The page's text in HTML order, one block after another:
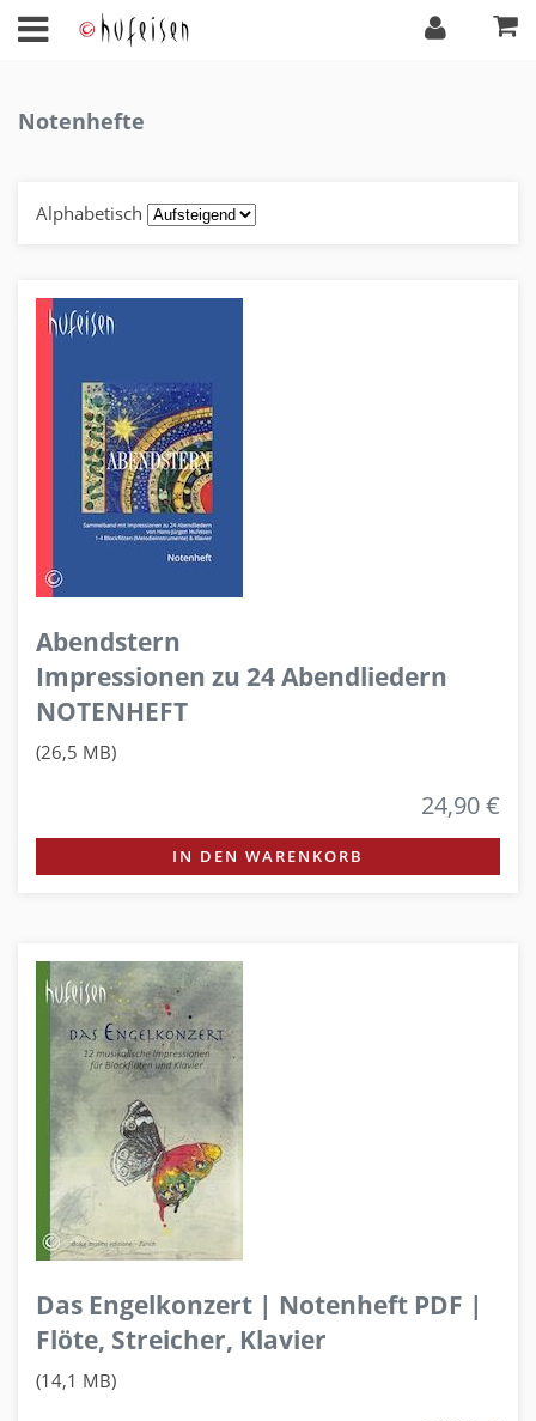
Notenhefte
Alphabetisch
Abendstern
Impressionen zu 24 Abendliedern
NOTENHEFT
(26,5 MB)
24,90 €
IN DEN WARENKORB
Das Engelkonzert | Notenheft PDF |
Flöte, Streicher, Klavier
(14,1 MB)